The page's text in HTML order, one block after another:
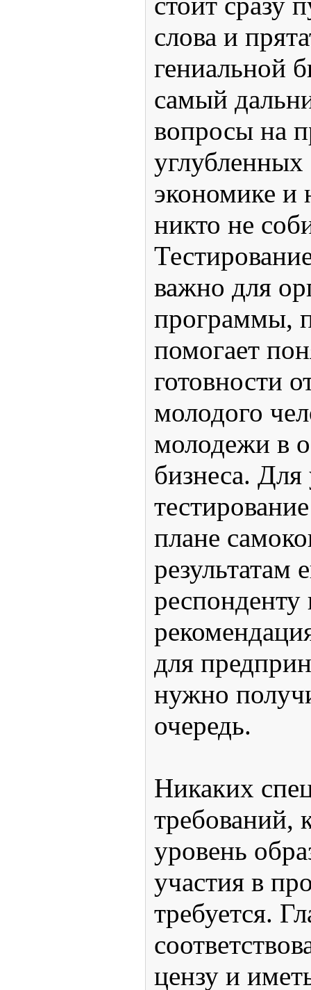
слова и
гениальной
самый
вопросы на
экономике и
никто не
важно для
программы,
помогает
готовности
молодого
молодежи в
бизнеса. Для
плане
результатам
респонденту
для
нужно
очередь.
Никаких
требований,
уровень
участия в
требуется.
цензу и